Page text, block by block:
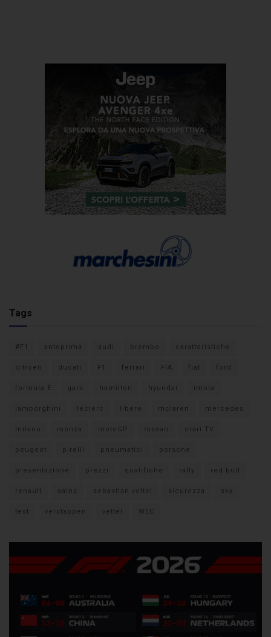
Tags
#F1 anteprima audi brembo caratteristiche
citroen ducati F1 ferrari FIA fiat ford
formula E gara hamilton hyundai imola
lamborghini leclerc libere mclaren mercedes
milano monza motoGP nissan orari TV
peugeot pirelli pneumatici porsche
presentazione prezzi qualifiche rally red bull
renault sainz sebastian vettel sicurezza sky
test verstappen vettel WEC